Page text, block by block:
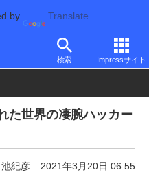
by Translate
検索 Impressサイト
他ソフト/アプリ その他
た世界の凄腕ハッカー
池紀彦 2021年3月20日 06:55